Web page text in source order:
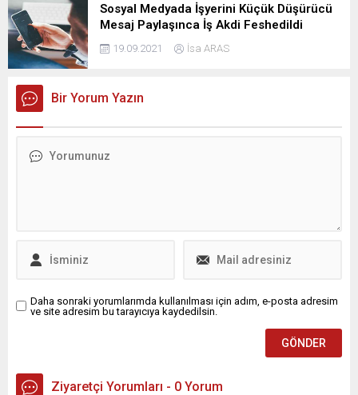
Sosyal Medyada İşyerini Küçük Düşürücü
Mesaj Paylaşınca İş Akdi Feshedildi
19.09.2021 İsa ARAS
Bir Yorum Yazın
Daha sonraki yorumlarımda kullanılması için adım, e-posta adresim
ve site adresim bu tarayıcıya kaydedilsin.
Ziyaretçi Yorumları - 0 Yorum